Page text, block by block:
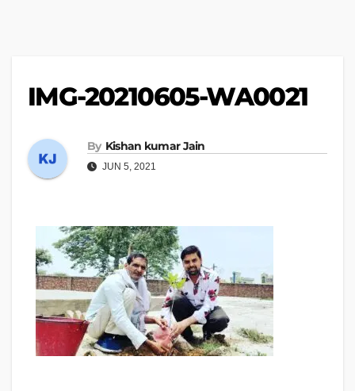
IMG-20210605-WA0021
By Kishan kumar Jain
JUN 5, 2021